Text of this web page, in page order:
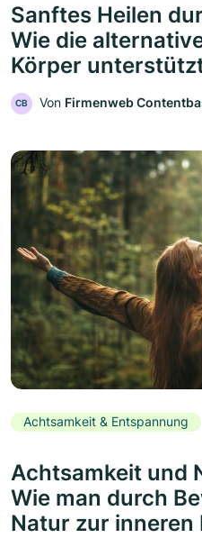
Sanftes Heilen
Wie die
Körper
CB Von Firmenweb
Achtsamkeit & Entspannung
Achtsamkeit und
Wie man durch
Natur zur inneren